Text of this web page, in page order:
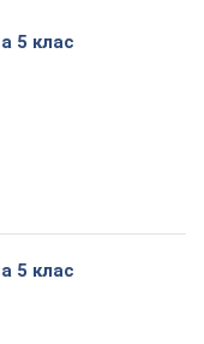
5 клас
5 клас